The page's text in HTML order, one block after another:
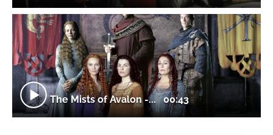
The Mists of Avalon -...00:43